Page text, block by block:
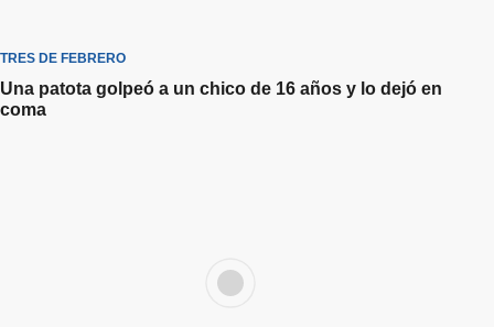
TRES DE FEBRERO
Una patota golpeó a un chico de 16 años y lo dejó en
coma